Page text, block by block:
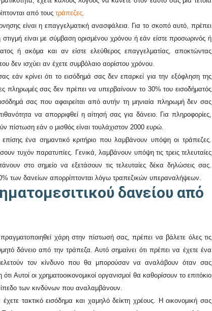
από τους τράπεζες.
είναι η επαγγελματική ανασφάλεια. Για το σκοπό αυτό, πρέπει
είναι με σύμβαση ορισμένου χρόνου ή εάν είστε προσωρινός ή
ή ακόμα και αν είστε ελεύθερος επαγγελματίας, αποκτώντας
δεν ισχύει αν έχετε συμβόλαιο αορίστου χρόνου.
εάν κρίνει ότι το εισόδημά σας δεν επαρκεί για την εξόφληση της
πληρωμές σας δεν πρέπει να υπερβαίνουν το 30% του εισοδήματός
σας που αφαιρείται από αυτήν τη μηνιαία πληρωμή δεν σας
να απορριφθεί η αίτησή σας για δάνειο. Για πληροφορίες,
πίστωση εάν ο μισθός είναι τουλάχιστον 2000 ευρώ.
ένα σημαντικό κριτήριο που λαμβάνουν υπόψη οι τράπεζες.
τυχόν παρατυπίες. Γενικά, λαμβάνουν υπόψη τις τρεις τελευταίες
στο σημείο να εξετάσουν τις τελευταίες δέκα δηλώσεις σας.
των δανείων απορρίπτονται λόγω τραπεζικών υπεραναλήψεων.
δανείου από
χάρη στην πίστωσή σας, πρέπει να βάλετε όλες τις
δάνειο από την τράπεζα. Αυτό σημαίνει ότι πρέπει να έχετε ένα
τον κίνδυνο που θα μπορούσαν να αναλάβουν όταν σας
ότιΑυτοί οι χρηματοοικονομικοί οργανισμοί θα καθορίσουν το επιτόκιο
των κινδύνων που αναλαμβάνουν.
τακτικό εισόδημα και χαμηλό δείκτη χρέους. Η οικονομική σας